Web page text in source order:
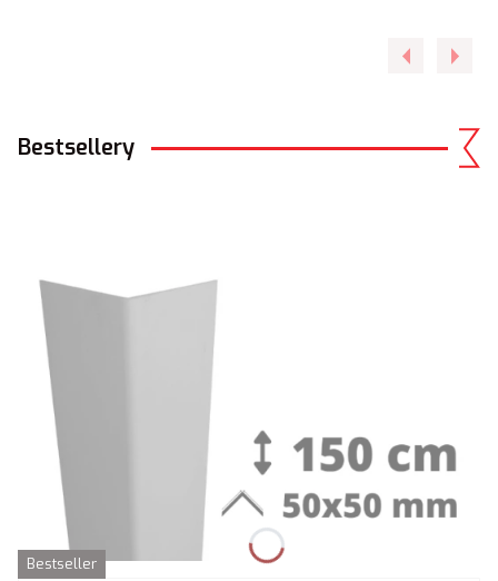
Bestsellery
Bestseller